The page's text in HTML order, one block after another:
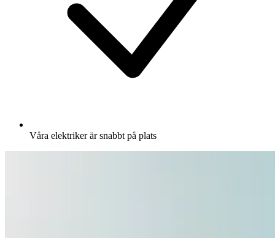
Våra elektriker är snabbt på plats